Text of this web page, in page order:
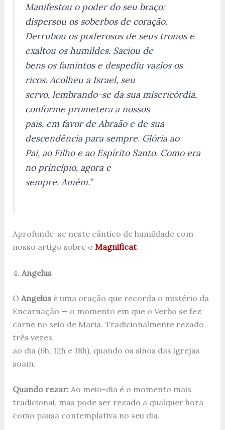
Manifestou o poder do seu braço:
dispersou os soberbos de coração.
Derrubou os poderosos de seus tronos e
exaltou os humildes. Saciou de
bens os famintos e despediu vazios os
ricos. Acolheu a Israel, seu
servo, lembrando-se da sua misericórdia,
conforme prometera a nossos
pais, em favor de Abraão e de sua
descendência para sempre. Glória ao
Pai, ao Filho e ao Espírito Santo. Como era
no princípio, agora e
sempre. Amém.”
Aprofunde-se neste cântico de humildade com
nosso artigo sobre o Magnificat.
4. Angelus
O Angelusé uma oração que recorda o mistério da
Encarnação — o momento em que o Verbo se fez
carne no seio de Maria. Tradicionalmente rezado
três vezes
ao dia (6h, 12h e 18h), quando os sinos das igrejas
soam.
Quando rezar:Ao meio-dia é o momento mais
tradicional, mas pode ser rezado a qualquer hora
como pausa contemplativa no seu dia.